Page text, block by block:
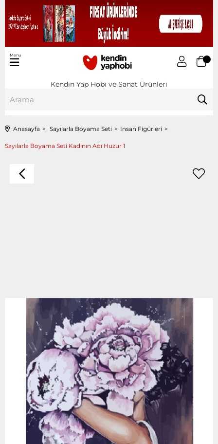
Kendin Yap Hobi ve Sanat Ürünleri
Menu
Anasayfa Sayılarla Boyama Seti İnsan Figürleri
Sayılarla Boyama Seti Kadının Adı Huzur 1